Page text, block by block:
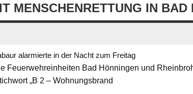
MENSCHENRETTUNG IN BAD
alarmierte in der Nacht zum Freitag
Feuerwehreinheiten Bad Hönningen und
„B 2 – Wohnungsbrand